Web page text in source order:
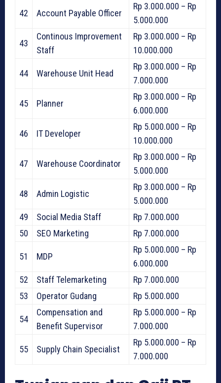
42 Account Payable Officer
Rp 3.000.000 – Rp
5.000.000
43
Continous Improvement
Staff
Rp 3.000.000 – Rp
10.000.000
44 Warehouse Unit Head
Rp 3.000.000 – Rp
7.000.000
45 Planner
Rp 3.000.000 – Rp
6.000.000
46 IT Developer
Rp 5.000.000 – Rp
10.000.000
47 Warehouse Coordinator
Rp 3.000.000 – Rp
5.000.000
48 Admin Logistic
Rp 3.000.000 – Rp
5.000.000
49
Social Media Staff
Rp 7.000.000
50
SEO Marketing Rp 7.000.000
51 MDP
Rp 5.000.000 – Rp
6.000.000
52
Staff Telemarketing
Rp 7.000.000
53
Operator Gudang Rp 5.000.000
54
Compensation and
Benefit Supervisor
Rp 5.000.000 – Rp
7.000.000
55 Supply Chain Specialist
Rp 5.000.000 – Rp
7.000.000